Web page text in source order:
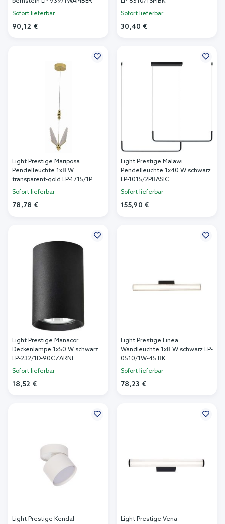
Sofort lieferbar
90,12 €
Sofort lieferbar
30,40 €
Light Prestige Mariposa
Pendelleuchte 1x8 W
transparent-gold LP-1715/1P
Sofort lieferbar
78,78 €
Light Prestige Malawi
Pendelleuchte 1x40 W schwarz
LP-1015/2PBASIC
Sofort lieferbar
155,90 €
Light Prestige Manacor
Deckenlampe 1x50 W schwarz
LP-232/1D-90CZARNE
Sofort lieferbar
18,52 €
Light Prestige Linea
Wandleuchte 1x8 W schwarz LP-
0510/1W-45 BK
Sofort lieferbar
78,23 €
Light Prestige Kendal
Light Prestige Vena